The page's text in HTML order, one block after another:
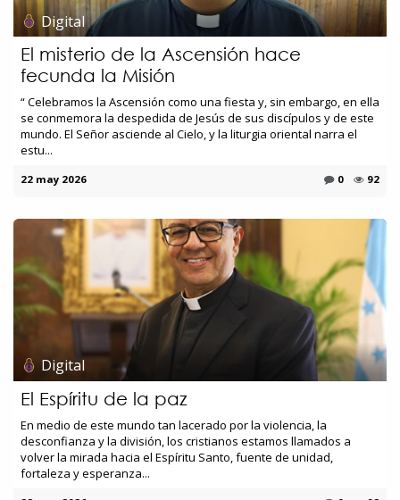
Digital
El misterio de la Ascensión hace
fecunda la Misión
“ Celebramos la Ascensión como una fiesta y, sin embargo, en ella
se conmemora la despedida de Jesús de sus discípulos y de este
mundo. El Señor asciende al Cielo, y la liturgia oriental narra el
estu...
22 may 2026 0 92
Digital
El Espíritu de la paz
En medio de este mundo tan lacerado por la violencia, la
desconfianza y la división, los cristianos estamos llamados a
volver la mirada hacia el Espíritu Santo, fuente de unidad,
fortaleza y esperanza...